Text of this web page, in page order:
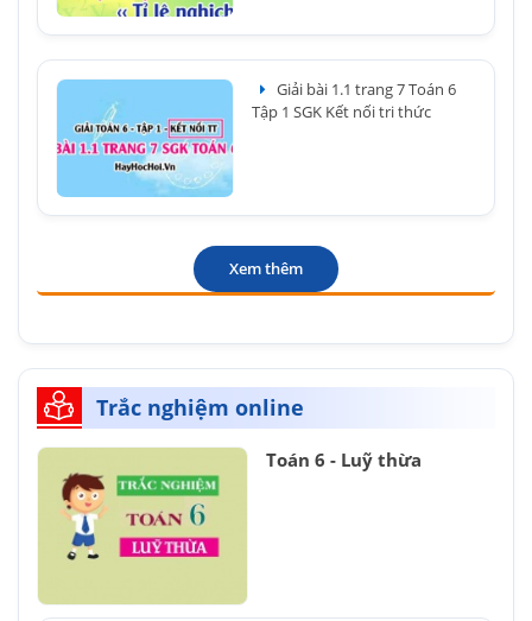
Giải bài 1.1 trang 7 Toán 6
Tập 1 SGK Kết nối tri thức
Xem thêm
Trắc nghiệm online
Toán 6 - Luỹ thừa